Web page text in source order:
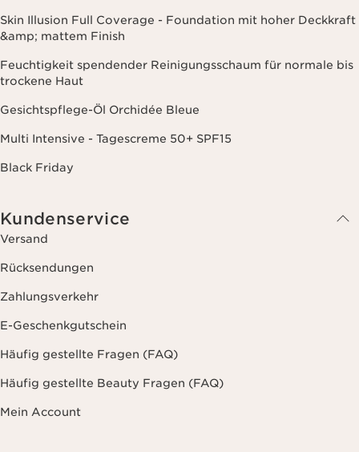
Skin Illusion Full Coverage - Foundation mit hoher Deckkraft
&amp; mattem Finish
Feuchtigkeit spendender Reinigungsschaum für normale bis
trockene Haut
Gesichtspflege-Öl Orchidée Bleue
Multi Intensive - Tagescreme 50+ SPF15
Black Friday
Kundenservice
Versand
Rücksendungen
Zahlungsverkehr
E-Geschenkgutschein
Häufig gestellte Fragen (FAQ)
Häufig gestellte Beauty Fragen (FAQ)
Mein Account